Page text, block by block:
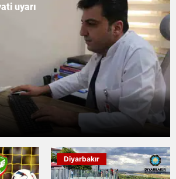
uyarı
Diyarbakır